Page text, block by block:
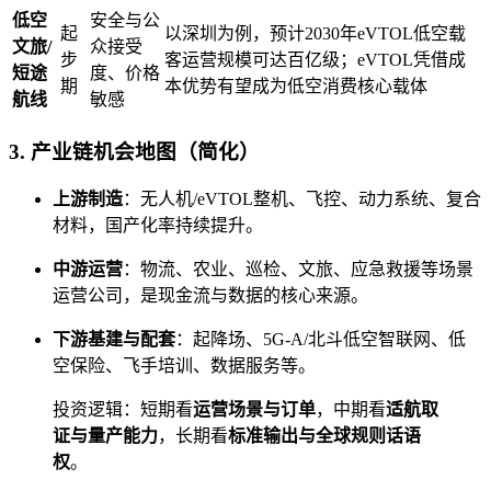
低空
文旅/
短途
航线
起
步
期
安全与公
众接受
度、价格
敏感
以深圳为例，预计2030年eVTOL低空载
客运营规模可达百亿级；eVTOL凭借成
本优势有望成为低空消费核心载体
3. 产业链机会地图（简化）
上游制造：无人机/eVTOL整机、飞控、动力系统、复合
材料，国产化率持续提升。
中游运营：物流、农业、巡检、文旅、应急救援等场景
运营公司，是现金流与数据的核心来源。
下游基建与配套：起降场、5G-A/北斗低空智联网、低
空保险、飞手培训、数据服务等。
投资逻辑：短期看运营场景与订单，中期看适航取
证与量产能力，长期看标准输出与全球规则话语
权。